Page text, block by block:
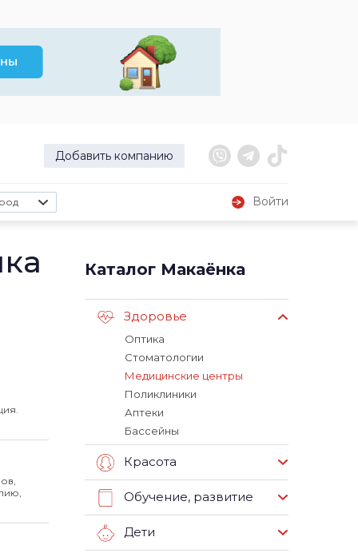
Добавить компанию
Войти
Каталог Макаёнка
Здоровье
Оптика
Стоматологии
Медицинские центры
Поликлиники
Аптеки
Бассейны
Красота
Обучение, развитие
Дети